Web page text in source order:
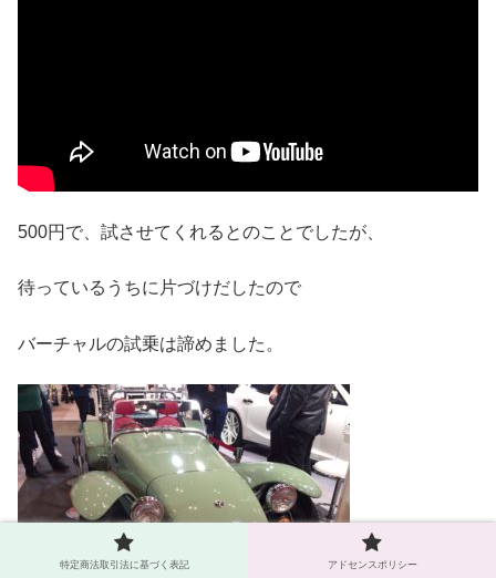
500円で、試させてくれるとのことでしたが、
待っているうちに片づけだしたので
バーチャルの試乗は諦めました。
特定商法取引法に基づく表記 アドセンスポリシー